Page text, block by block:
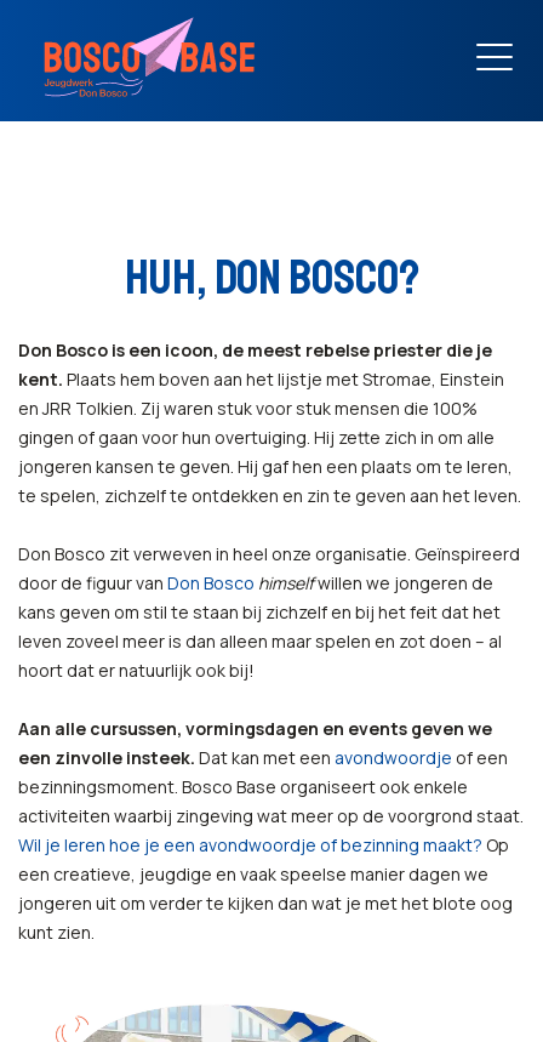
HUH, DON BOSCO?
Don Bosco is een icoon, de meest rebelse priester die je
kent. Plaats hem boven aan het lijstje met Stromae, Einstein
en JRR Tolkien. Zij waren stuk voor stuk mensen die 100%
gingen of gaan voor hun overtuiging. Hij zette zich in om alle
jongeren kansen te geven. Hij gaf hen een plaats om te leren,
te spelen, zichzelf te ontdekken en zin te geven aan het leven.
Don Bosco zit verweven in heel onze organisatie. Geïnspireerd
door de figuur van Don Bosco himselfwillen we jongeren de
kans geven om stil te staan bij zichzelf en bij het feit dat het
leven zoveel meer is dan alleen maar spelen en zot doen – al
hoort dat er natuurlijk ook bij!
Aan alle cursussen, vormingsdagen en events geven we
een zinvolle insteek. Dat kan met een avondwoordje of een
bezinningsmoment. Bosco Base organiseert ook enkele
activiteiten waarbij zingeving wat meer op de voorgrond staat.
Wil je leren hoe je een avondwoordje of bezinning maakt? Op
een creatieve, jeugdige en vaak speelse manier dagen we
jongeren uit om verder te kijken dan wat je met het blote oog
kunt zien.